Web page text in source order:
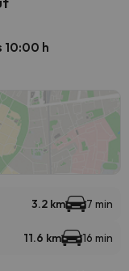
10:00 h
3.2 km 7 min
11.6 km 16 min